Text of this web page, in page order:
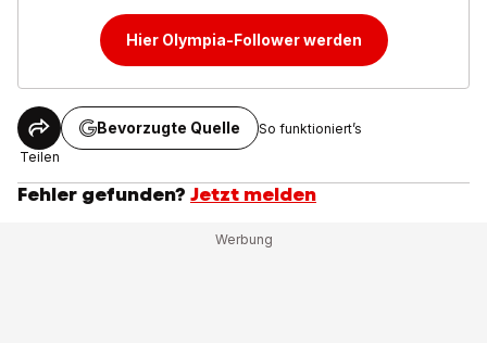
Hier Olympia-Follower werden
Teilen
Bevorzugte Quelle So funktioniert’s
Fehler gefunden? Jetzt melden